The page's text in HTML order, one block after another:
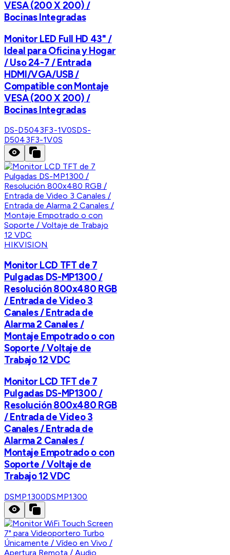
VESA (200 X 200) /
Bocinas Integradas
Monitor LED Full HD 43" /
Ideal para Oficina y Hogar
/ Uso 24-7 / Entrada
HDMI/VGA/USB /
Compatible con Montaje
VESA (200 X 200) /
Bocinas Integradas
DS-D5043F3-1V0SDS-
D5043F3-1V0S
HIKVISION
Monitor LCD TFT de 7
Pulgadas DS-MP1300 /
Resolución 800x480 RGB
/ Entrada de Video 3
Canales / Entrada de
Alarma 2 Canales /
Montaje Empotrado o con
Soporte / Voltaje de
Trabajo 12 VDC
Monitor LCD TFT de 7
Pulgadas DS-MP1300 /
Resolución 800x480 RGB
/ Entrada de Video 3
Canales / Entrada de
Alarma 2 Canales /
Montaje Empotrado o con
Soporte / Voltaje de
Trabajo 12 VDC
DSMP1300DSMP1300